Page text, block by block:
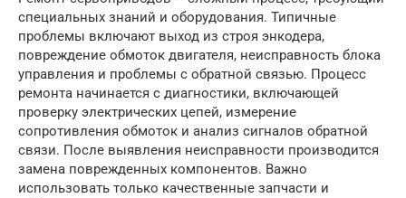
специальных знаний и оборудования. Типичные
проблемы включают выход из строя энкодера,
повреждение обмоток двигателя, неисправность блока
управления и проблемы с обратной связью. Процесс
ремонта начинается с диагностики, включающей
проверку электрических цепей, измерение
сопротивления обмоток и анализ сигналов обратной
связи. После выявления неисправности производится
замена поврежденных компонентов. Важно
использовать только качественные запчасти и